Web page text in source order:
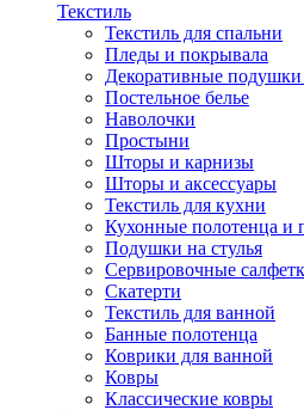
Текстиль
Текстиль для спальни
Пледы и покрывала
Декоративные
Постельное белье
Наволочки
Простыни
Шторы и карнизы
Шторы и аксессуары
Текстиль для кухни
Кухонные полотенца и
Подушки на стулья
Сервировочные
Скатерти
Текстиль для ванной
Банные полотенца
Коврики для ванной
Ковры
Классические ковры